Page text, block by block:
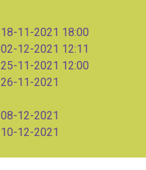
18-11-2021 18:00
02-12-2021 12:11
25-11-2021 12:00
26-11-2021
08-12-2021
10-12-2021